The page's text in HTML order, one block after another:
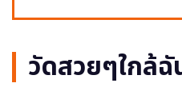
วัดสวยๆใกล้ฉั